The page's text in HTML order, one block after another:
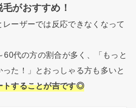
がおすすめ！
ーザーでは反応できなくなって
60代の方の割合が多く、「もっと
た！」とおっしゃる方も多いと
トすることが吉です◎